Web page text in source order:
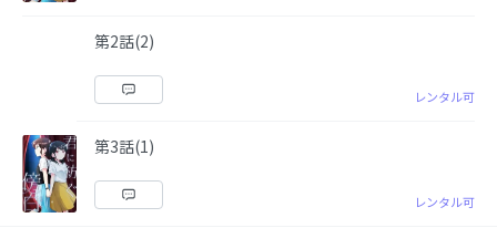
第2話(2)
レンタル可
第3話(1)
レンタル可